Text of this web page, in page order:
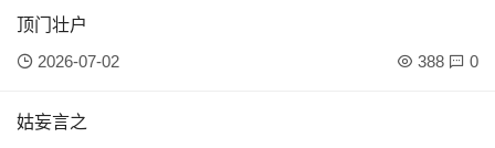
顶门壮户
2026-07-02
388 0
姑妄言之